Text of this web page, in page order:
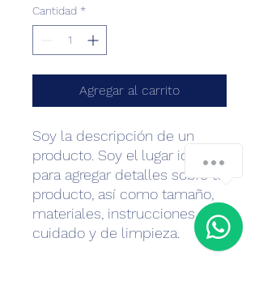
Cantidad *
Agregar al carrito
Soy la descripción de un
producto. Soy el lugar ideal
para agregar detalles sobre tu
producto, así como tamaño,
materiales, instrucciones de
cuidado y de limpieza.